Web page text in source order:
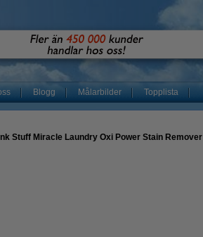
Blogg Målarbilder Topplista
Stuff Miracle Laundry Oxi Power Stain Remover